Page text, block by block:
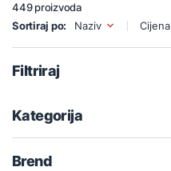
449 proizvoda
Sortiraj po:
Naziv Cijena
Filtriraj
Kategorija
Brend